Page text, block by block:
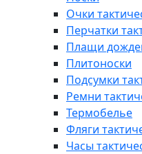
Очки
Перчатки
Плащи
Плитоноски
Подсумки
Ремни
Термобелье
Фляги
Часы